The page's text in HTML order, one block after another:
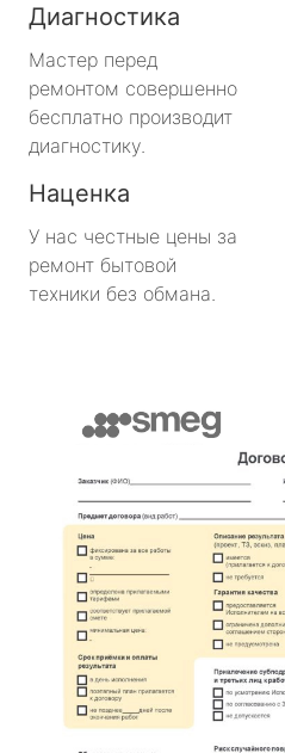
Диагностика
Мастер перед
ремонтом совершенно
бесплатно производит
диагностику.
Наценка
У нас честные цены за
ремонт бытовой
техники без обмана.